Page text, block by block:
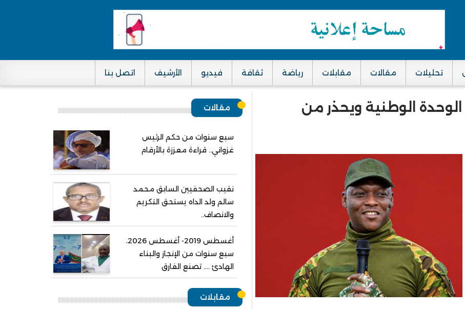
تحليلات مقالات مقابلات رياضة ثقافة فيديو الأرشيف اتصل بنا
الوحدة الوطنية ويحذر من
مقالات
سبع سنوات من حكم الرئيس
غزواني.. قراءة معززة بالأرقام
نقيب الصحفيين السابق محمد
سالم ولد الداه يستحق التكريم
والانصاف..
أغسطس 2019- أغسطس 2026،
سبع سنوات من الإنجاز والبناء
الهادئ .... تصنع الفارق
مقابلات